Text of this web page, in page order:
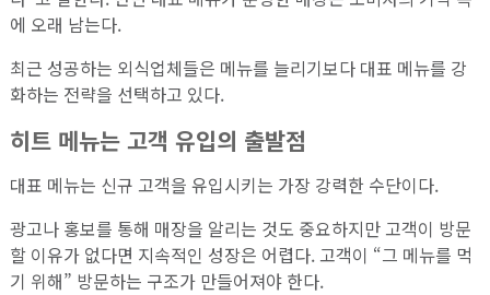
에 오래 남는다.
최근 성공하는 외식업체들은 메뉴를 늘리기보다 대표 메뉴를 강
화하는 전략을 선택하고 있다.
히트 메뉴는 고객 유입의 출발점
대표 메뉴는 신규 고객을 유입시키는 가장 강력한 수단이다.
광고나 홍보를 통해 매장을 알리는 것도 중요하지만 고객이 방문
할 이유가 없다면 지속적인 성장은 어렵다. 고객이 “그 메뉴를 먹
기 위해” 방문하는 구조가 만들어져야 한다.